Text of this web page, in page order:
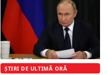
ȘTIRI DE ULTIMĂ ORĂ